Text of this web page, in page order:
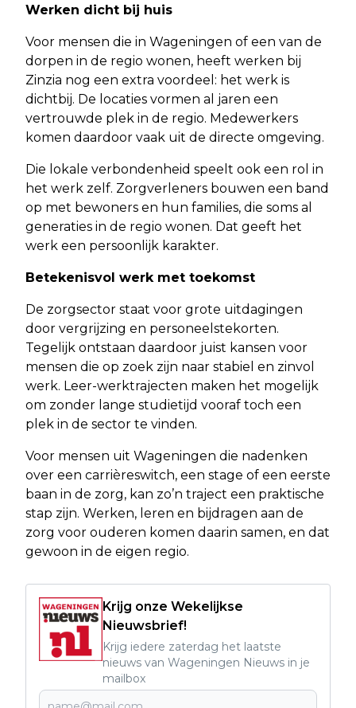
Werken dicht bij huis
Voor mensen die in Wageningen of een van de
dorpen in de regio wonen, heeft werken bij
Zinzia nog een extra voordeel: het werk is
dichtbij. De locaties vormen al jaren een
vertrouwde plek in de regio. Medewerkers
komen daardoor vaak uit de directe omgeving.
Die lokale verbondenheid speelt ook een rol in
het werk zelf. Zorgverleners bouwen een band
op met bewoners en hun families, die soms al
generaties in de regio wonen. Dat geeft het
werk een persoonlijk karakter.
Betekenisvol werk met toekomst
De zorgsector staat voor grote uitdagingen
door vergrijzing en personeelstekorten.
Tegelijk ontstaan daardoor juist kansen voor
mensen die op zoek zijn naar stabiel en zinvol
werk. Leer-werktrajecten maken het mogelijk
om zonder lange studietijd vooraf toch een
plek in de sector te vinden.
Voor mensen uit Wageningen die nadenken
over een carrièreswitch, een stage of een eerste
baan in de zorg, kan zo’n traject een praktische
stap zijn. Werken, leren en bijdragen aan de
zorg voor ouderen komen daarin samen, en dat
gewoon in de eigen regio.
Krijg onze Wekelijkse
Nieuwsbrief!
Krijg iedere zaterdag het laatste
nieuws van Wageningen Nieuws in je
mailbox